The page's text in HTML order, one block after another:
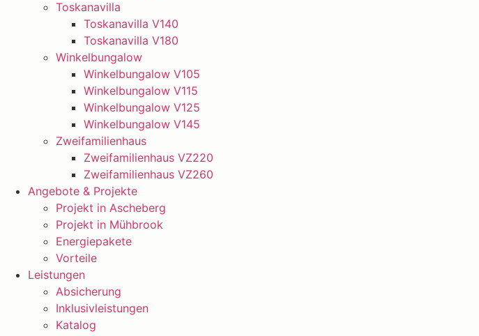
Toskanavilla
Toskanavilla V140
Toskanavilla V180
Winkelbungalow
Winkelbungalow V105
Winkelbungalow V115
Winkelbungalow V125
Winkelbungalow V145
Zweifamilienhaus
Zweifamilienhaus VZ220
Zweifamilienhaus VZ260
Angebote & Projekte
Projekt in Ascheberg
Projekt in Mühbrook
Energiepakete
Vorteile
Leistungen
Absicherung
Inklusivleistungen
Katalog